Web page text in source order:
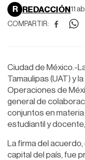
R REDACCIÓN 11
COMPARTIR:
Ciudad de México.-
Tamaulipas (UAT) y
Operaciones de
general de
conjuntos en
estudiantil y
La firma del
capital del país, fue